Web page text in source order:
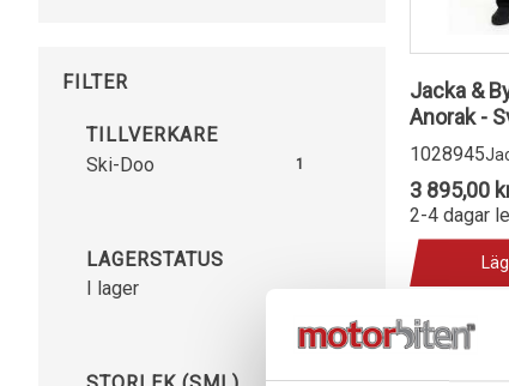
FILTER
TILLVERKARE
Ski-Doo
1
LAGERSTATUS
I lager
Jacka &
Anorak -
1028945
3 895,00
2-4 dagar